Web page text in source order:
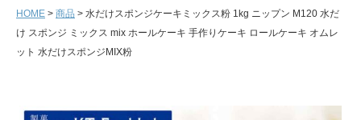
HOME > 商品 > 水だけスポンジケーキミックス粉 1kg ニップン M120 水だ
け スポンジ ミックス mix ホールケーキ 手作りケーキ ロールケーキ オムレ
ット 水だけスポンジMIX粉